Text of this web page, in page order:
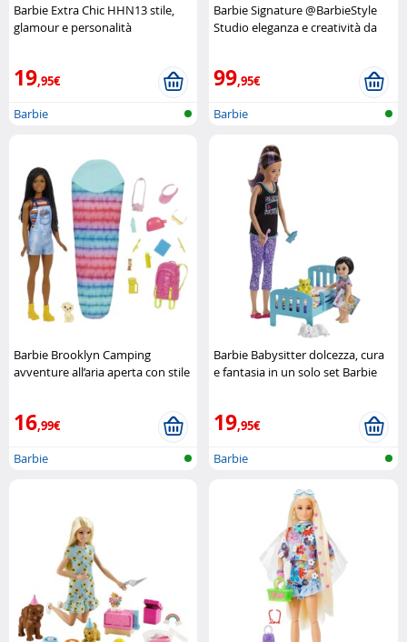
Barbie Extra Chic HHN13 stile,
glamour e personalità
19,95€
Barbie
Barbie Signature @BarbieStyle
Studio eleganza e creatività da
99,95€
Barbie
Barbie Brooklyn Camping
avventure all’aria aperta con stile
16,99€
Barbie
Barbie Babysitter dolcezza, cura
e fantasia in un solo set Barbie
19,95€
Barbie